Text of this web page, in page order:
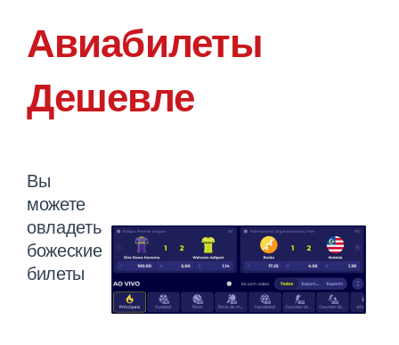
Авиабилеты
Дешевле
Вы
можете
овладеть
божеские
билеты